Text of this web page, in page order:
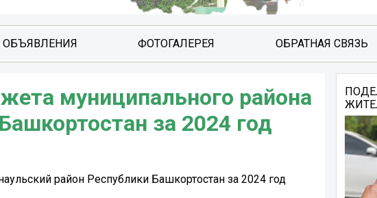
ОБЪЯВЛЕНИЯ ФОТОГАЛЕРЕЯ ОБРАТНАЯ СВЯЗЬ
муниципального района
за 2024 год
район Республики Башкортостан за 2024 год